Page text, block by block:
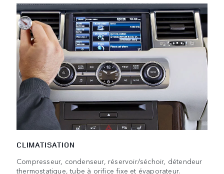
CLIMATISATION
Compresseur, condenseur, réservoir/séchoir, détendeur
thermostatique, tube à orifice fixe et évaporateur.